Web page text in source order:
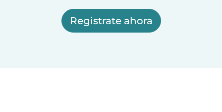
Registrate ahora